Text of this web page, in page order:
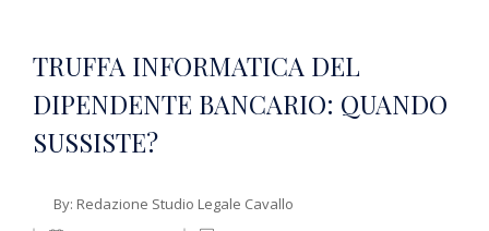
TRUFFA INFORMATICA DEL
DIPENDENTE BANCARIO: QUANDO
SUSSISTE?
By: Redazione Studio Legale Cavallo